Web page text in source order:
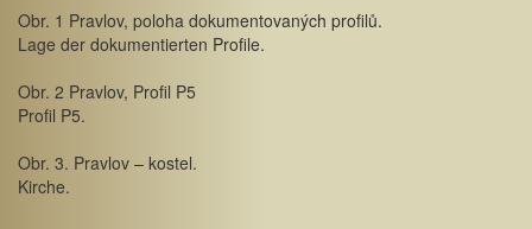
Obr. 1 Pravlov, poloha dokumentovaných profilů.
Lage der dokumentierten Profile.
Obr. 2 Pravlov, Profil P5
Profil P5.
Obr. 3. Pravlov – kostel.
Kirche.